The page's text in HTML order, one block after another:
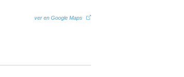
ver en Google Maps